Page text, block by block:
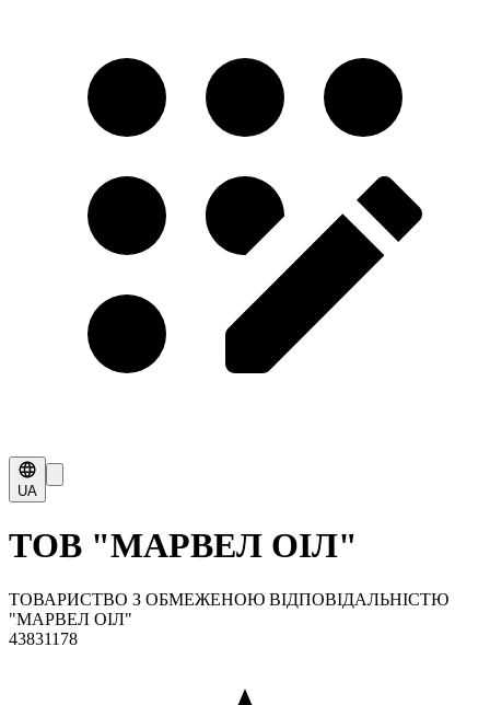
UA
ТОВ "МАРВЕЛ ОІЛ"
ТОВАРИСТВО З ОБМЕЖЕНОЮ ВІДПОВІДАЛЬНІСТЮ
"МАРВЕЛ ОІЛ"
43831178